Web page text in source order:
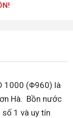
1000 (Φ960) là
Hà. Bồn nước
1 và uy tín